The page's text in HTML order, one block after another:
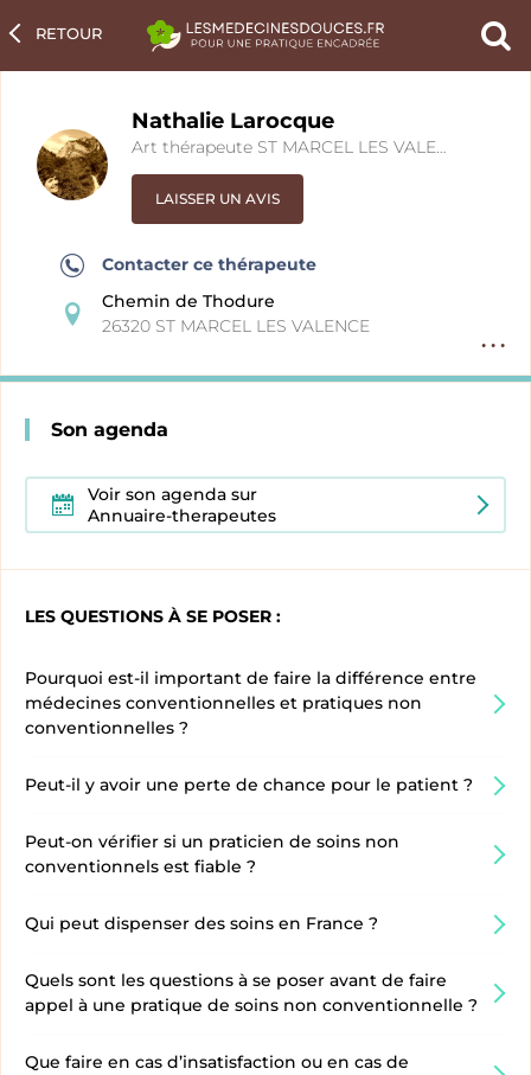
un
RETOUR
fiche
Nathalie Larocque
Art thérapeute ST MARCEL LES VALENCE
LAISSER UN AVIS
Contacter ce thérapeute
Chemin de Thodure
26320 ST MARCEL LES VALENCE
Son agenda
Voir son agenda sur
Annuaire-therapeutes
LES QUESTIONS À SE POSER :
Pourquoi est-il important de faire la différence entre
médecines conventionnelles et pratiques non
conventionnelles ?
Peut-il y avoir une perte de chance pour le patient ?
Peut-on vérifier si un praticien de soins non
conventionnels est fiable ?
Qui peut dispenser des soins en France ?
Quels sont les questions à se poser avant de faire
appel à une pratique de soins non conventionnelle ?
Que faire en cas d’insatisfaction ou en cas de